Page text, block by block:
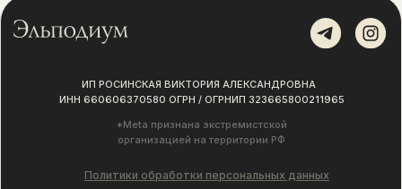
Политики обработки персональных данных
*Meta признана экстремистской
организацией на территории РФ
ИП РОСИНСКАЯ ВИКТОРИЯ АЛЕКСАНДРОВНА
ИНН 660606370580 ОГРН / ОГРНИП 323665800211965